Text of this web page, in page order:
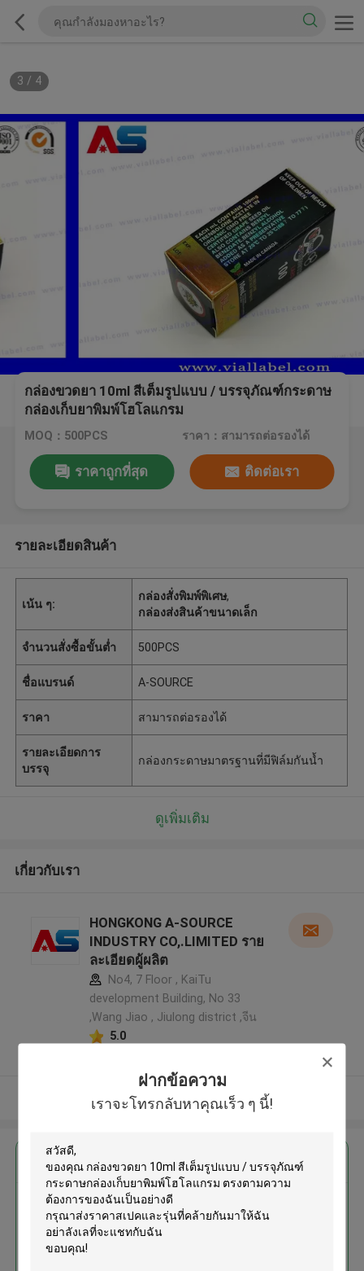
ฝากข้อความ
เราจะโทรกลับหาคุณเร็ว ๆ นี้!
3 / 4
กล่องขวดยา 10ml สีเต็มรูปแบบ / บรรจุภัณฑ์กระดาษ
กล่องเก็บยาพิมพ์โฮโลแกรม
MOQ：500PCS ราคา：สามารถต่อรองได้
ราคาถูกที่สุด ติดต่อเรา
รายละเอียดสินค้า
เน้น ๆ:
กล่องสั่งพิมพ์พิเศษ,
กล่องส่งสินค้าขนาดเล็ก
จำนวนสั่งซื้อขั้นต่ำ 500PCS
ชื่อแบรนด์ A-SOURCE
ราคา สามารถต่อรองได้
รายละเอียดการ
บรรจุ
กล่องกระดาษมาตรฐานที่มีฟิล์มกันน้ำ
ดูเพิ่มเติม
เกี่ยวกับเรา
HONGKONG A-SOURCE
INDUSTRY CO,.LIMITED ราย
ละเอียดผู้ผลิต
No4, 7 Floor , KaiTu
development Building, No 33
,Wang Jiao , Jiulong district ,จีน
5.0
ดูเพิ่มเติม
এর সেরা মূল্য পান
กล่องขวดยา 10ml สีเต็มรูปแบบ /
บรรจุภัณฑ์กระดาษกล่องเก็บยา